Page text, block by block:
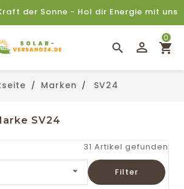
der Sonne - Hol dir Energie mit uns
0
Marken SV24
SV24
31 Artikel gefunden
 Filter